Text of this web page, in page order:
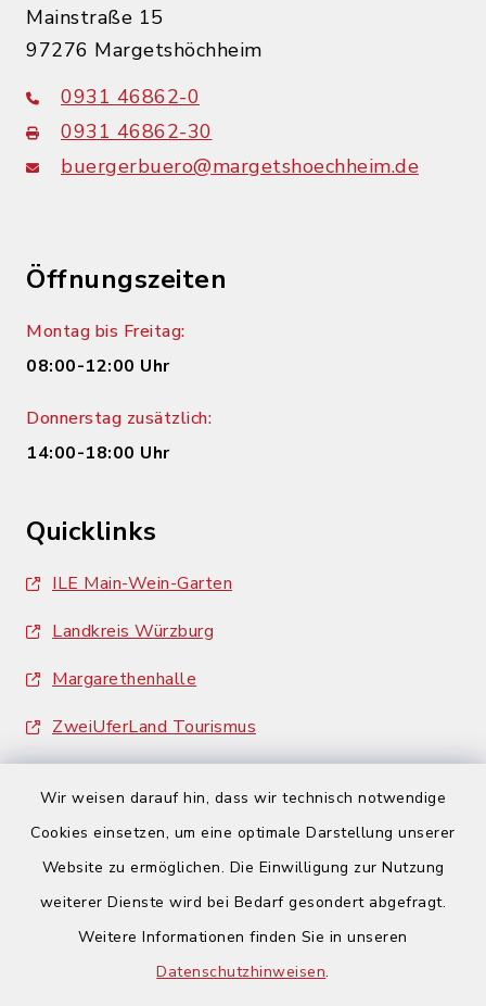
Wir weisen darauf hin, dass wir technisch notwendige
Cookies einsetzen, um eine optimale Darstellung unserer
Website zu ermöglichen. Die Einwilligung zur Nutzung
weiterer Dienste wird bei Bedarf gesondert abgefragt.
Weitere Informationen finden Sie in unseren
Datenschutzhinweisen.
Mainstraße 15
97276 Margetshöchheim
0931 46862-0
0931 46862-30
buergerbuero@margetshoechheim.de
Öffnungszeiten
Montag bis Freitag:
08:00-12:00 Uhr
Donnerstag zusätzlich:
14:00-18:00 Uhr
Quicklinks
ILE Main-Wein-Garten
Landkreis Würzburg
Margarethenhalle
ZweiUferLand Tourismus
Barrierefreiheit